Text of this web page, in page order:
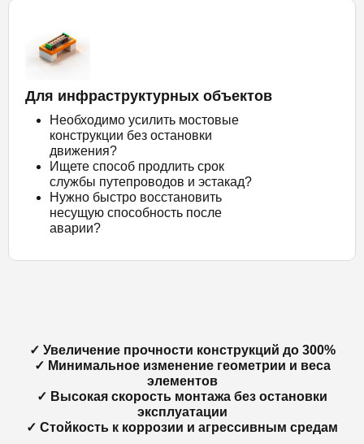
Для инфраструктурных объектов
Необходимо усилить мостовые
конструкции без остановки
движения?
Ищете способ продлить срок
службы путепроводов и эстакад?
Нужно быстро восстановить
несущую способность после
аварии?
✓ Увеличение прочности конструкций до 300%
✓ Минимальное изменение геометрии и веса
элементов
✓ Высокая скорость монтажа без остановки
эксплуатации
✓ Стойкость к коррозии и агрессивным средам